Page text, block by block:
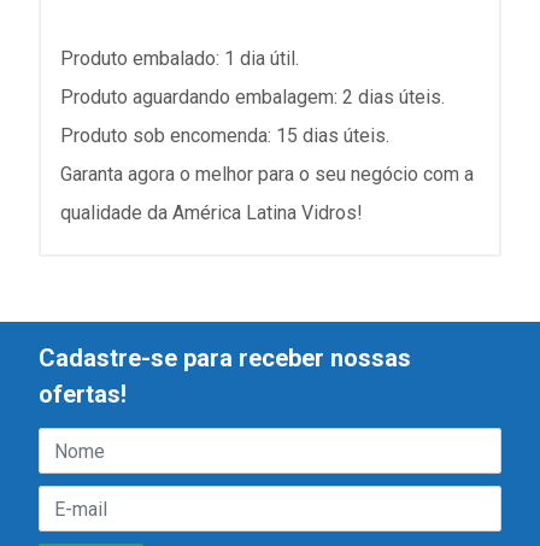
Produto embalado: 1 dia útil.
Produto aguardando embalagem: 2 dias úteis.
Produto sob encomenda: 15 dias úteis.
Garanta agora o melhor para o seu negócio com a
qualidade da América Latina Vidros!
Cadastre-se para receber nossas
ofertas!